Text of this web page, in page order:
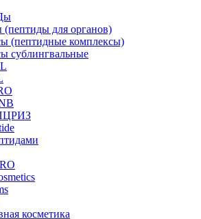
для органов)
(пептидные комплексы)
сублингвальные
косметика